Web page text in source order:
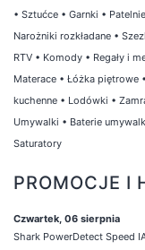
• Sztućce • Garnki • Patelnie
Narożniki rozkładane •
RTV • Komody • Regały i
Materace • Łóżka piętrowe •
kuchenne • Lodówki •
Umywalki • Baterie
Saturatory
PROMOCJE I
Czwartek, 06 sierpnia
Shark PowerDetect Speed